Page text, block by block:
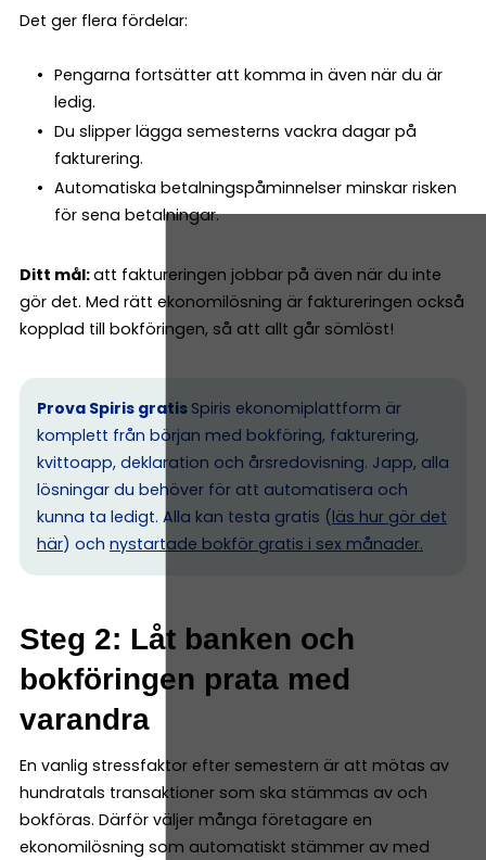
Det ger flera fördelar:
Pengarna fortsätter att komma in även när du är
ledig.
Du slipper lägga semesterns vackra dagar på
fakturering.
Automatiska betalningspåminnelser minskar risken
för sena betalningar.
Ditt mål:att faktureringen jobbar på även när du inte
gör det. Med rätt ekonomilösning är faktureringen också
kopplad till bokföringen, så att allt går sömlöst!
Prova Spiris gratis Spiris ekonomiplattform är
komplett från början med bokföring, fakturering,
kvittoapp, deklaration och årsredovisning. Japp, alla
lösningar du behöver för att automatisera och
kunna ta ledigt. Alla kan testa gratis (läs hur gör det
här) och nystartade bokför gratis i sex månader.
Steg 2: Låt banken och
bokföringen prata med
varandra
En vanlig stressfaktor efter semestern är att mötas av
hundratals transaktioner som ska stämmas av och
bokföras. Därför väljer många företagare en
ekonomilösning som automatiskt stämmer av med